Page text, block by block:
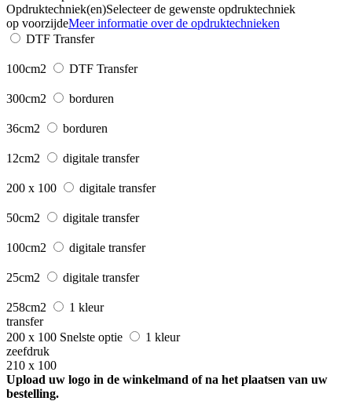
Opdruktechniek(en)Selecteer de gewenste opdruktechniek
op voorzijdeMeer informatie over de opdruktechnieken
DTF Transfer
100cm2 DTF Transfer
300cm2 borduren
36cm2 borduren
12cm2 digitale transfer
200 x 100 digitale transfer
50cm2 digitale transfer
100cm2 digitale transfer
25cm2 digitale transfer
258cm2
1 kleur
transfer
200 x 100 Snelste optie
1 kleur
zeefdruk
210 x 100
Upload uw logo in de winkelmand of na het plaatsen van uw
bestelling.